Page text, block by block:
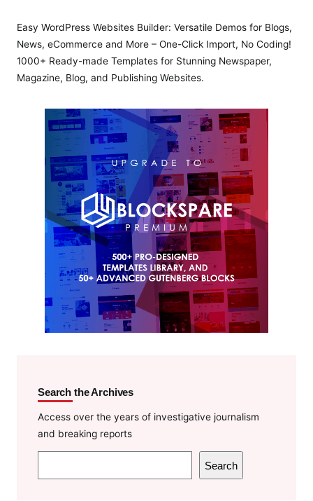
Easy WordPress Websites Builder: Versatile Demos for Blogs,
News, eCommerce and More – One-Click Import, No Coding!
1000+ Ready-made Templates for Stunning Newspaper,
Magazine, Blog, and Publishing Websites.
Search the Archives
Access over the years of investigative journalism
and breaking reports
e
Search